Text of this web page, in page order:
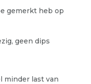
gemerkt heb op
geen dips
minder last van